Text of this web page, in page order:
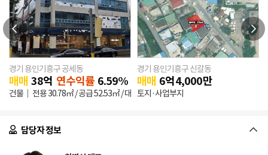
만원
경기 용인기흥구 공세동
매매 38억 연수익률 6.59%
건물 전용30.78㎡/ 공급52.53㎡/ 대지560.8㎡/ 건축
경기 용인기흥구 신갈동
매매 6억4,000만
토지·사업부지
담당자 정보